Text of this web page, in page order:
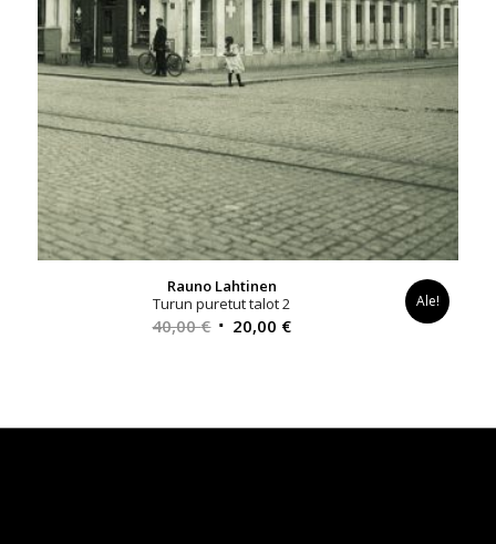
Rauno Lahtinen
Turun puretut talot 2
40,00€ Alkuperäinen
20,00 €Nykyinen
Ale!